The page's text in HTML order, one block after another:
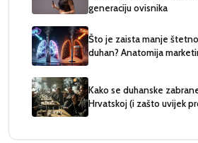
generaciju ovisnika
Što je zaista manje
duhan? Anatomija
Kako se duhanske
Hrvatskoj (i zašto uvijek